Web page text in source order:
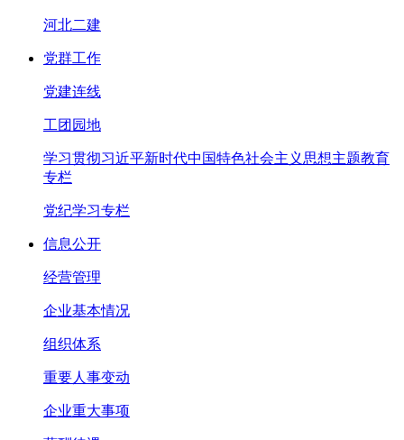
河北二建
党群工作
党建连线
工团园地
学习贯彻习近平新时代中国特色社会主义思想主题教育
专栏
党纪学习专栏
信息公开
经营管理
企业基本情况
组织体系
重要人事变动
企业重大事项